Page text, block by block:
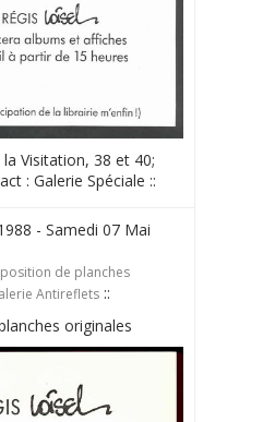
la Visitation, 38 et 40;
: Galerie Spéciale ::
- Samedi 07 Mai
de planches
Antireflets ::
originales